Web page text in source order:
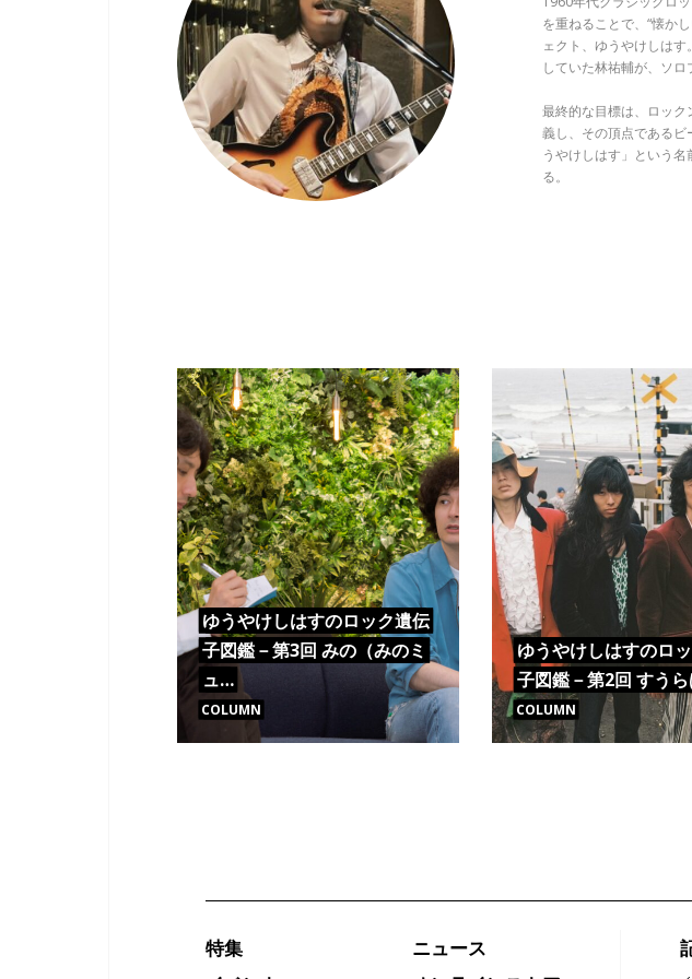
を重ねることで、“懐か
ェクト、ゆうやけしは
していた林祐輔が、ソロ
最終的な目標は、ロッ
義し、その頂点である
うやけしはす」という
る。
ゆうやけしはすのロック遺伝
子図鑑－第3回 みの（みのミ
ュ…
COLUMN
ゆうやけしはすのロ
子図鑑－第2回 すう
COLUMN
特集
ニュース